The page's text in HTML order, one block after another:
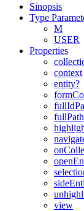
Sinopsis
Type
M
USER
Properties
context
entity?
view